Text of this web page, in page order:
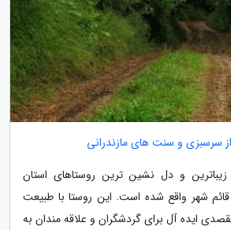
از سرسبزی و سنت های مازندرانی
زیباترین و دل نشین ترین روستاهای استان
قائم شهر واقع شده است. این روستا با طبیعت
ایده آل برای گردشگران و علاقه مندان به